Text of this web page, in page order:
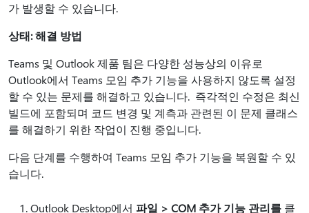
가 발생할 수 있습니다.
상태: 해결 방법
Teams 및 Outlook 제품 팀은 다양한 성능상의 이유로
Outlook에서 Teams 모임 추가 기능을 사용하지 않도록 설정
할 수 있는 문제를 해결하고 있습니다. 즉각적인 수정은 최신
빌드에 포함되며 코드 변경 및 계측과 관련된 이 문제 클래스
를 해결하기 위한 작업이 진행 중입니다.
다음 단계를 수행하여 Teams 모임 추가 기능을 복원할 수 있
습니다.
Outlook Desktop에서 파일 > COM 추가 기능 관리를 클